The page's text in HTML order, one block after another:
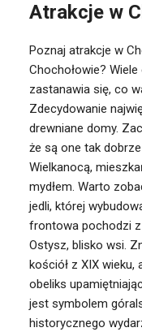
Atrakcje w
Poznaj atrakcje w
Chochołowie?
zastanawia się, co
Zdecydowanie
drewniane domy.
że są one tak
Wielkanocą,
mydłem. Warto
jedli, której
frontowa pochodzi z
Ostysz, blisko wsi.
kościół z XIX
obeliks
jest symbolem
historycznego